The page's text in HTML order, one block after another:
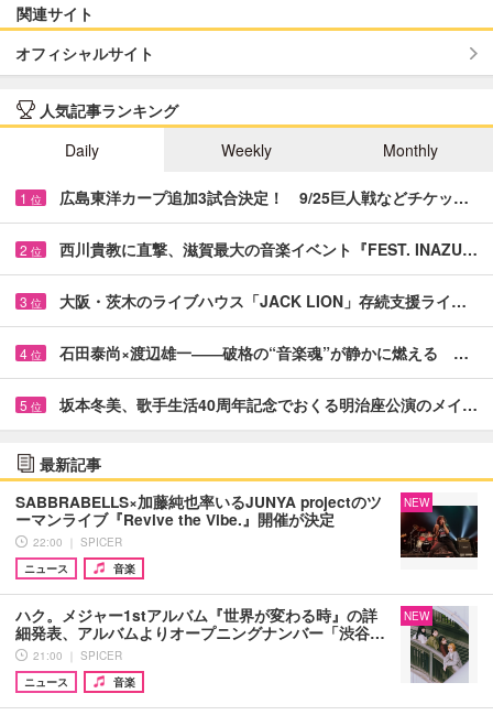
関連サイト
オフィシャルサイト
人気記事ランキング
Daily
Weekly Monthly
1 位 広島東洋カープ追加3試合決定！ 9/25巨人戦などチケッ…
2 位 西川貴教に直撃、滋賀最大の音楽イベント『FEST. INAZU…
3 位 大阪・茨木のライブハウス「JACK LION」存続支援ライ…
4 位 石田泰尚×渡辺雄一――破格の“音楽魂”が静かに燃える …
5 位 坂本冬美、歌手生活40周年記念でおくる明治座公演のメイ…
最新記事
SABBRABELLS×加藤純也率いるJUNYA projectのツ
ーマンライブ『Revive the Vibe.』開催が決定
22:00 ｜ SPICER
ニュース
音楽
NEW
ハク。メジャー1stアルバム『世界が変わる時』の詳
細発表、アルバムよりオープニングナンバー「渋谷…
21:00 ｜ SPICER
ニュース
音楽
NEW